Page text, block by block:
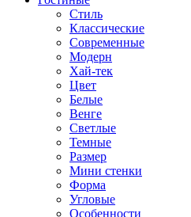
Стиль
Классические
Современные
Модерн
Хай-тек
Цвет
Белые
Венге
Светлые
Темные
Размер
Мини стенки
Форма
Угловые
Особенности